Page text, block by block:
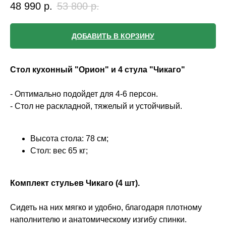
48 990 р. 53 800 р.
ДОБАВИТЬ В КОРЗИНУ
Стол кухонный "Орион" и 4 стула "Чикаго"
- Оптимально подойдет для 4-6 персон.
- Стол не раскладной, тяжелый и устойчивый.
Высота стола: 78 см;
Стол: вес 65 кг;
Комплект стульев Чикаго (4 шт).
Сидеть на них мягко и удобно, благодаря плотному
наполнителю и анатомическому изгибу спинки.